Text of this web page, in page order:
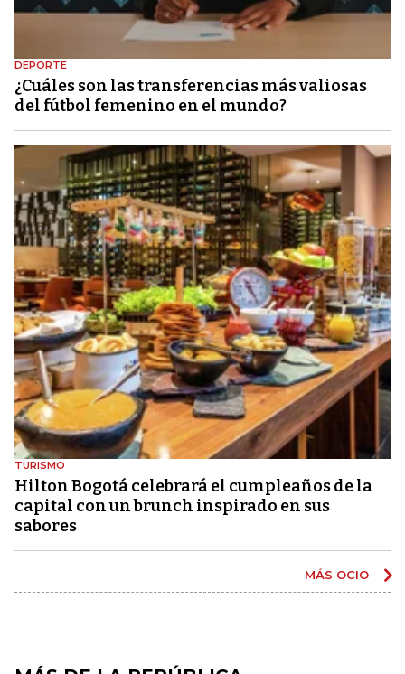
DEPORTE
¿Cuáles son las transferencias más valiosas
del fútbol femenino en el mundo?
TURISMO
Hilton Bogotá celebrará el cumpleaños de la
capital con un brunch inspirado en sus
sabores
MÁS OCIO